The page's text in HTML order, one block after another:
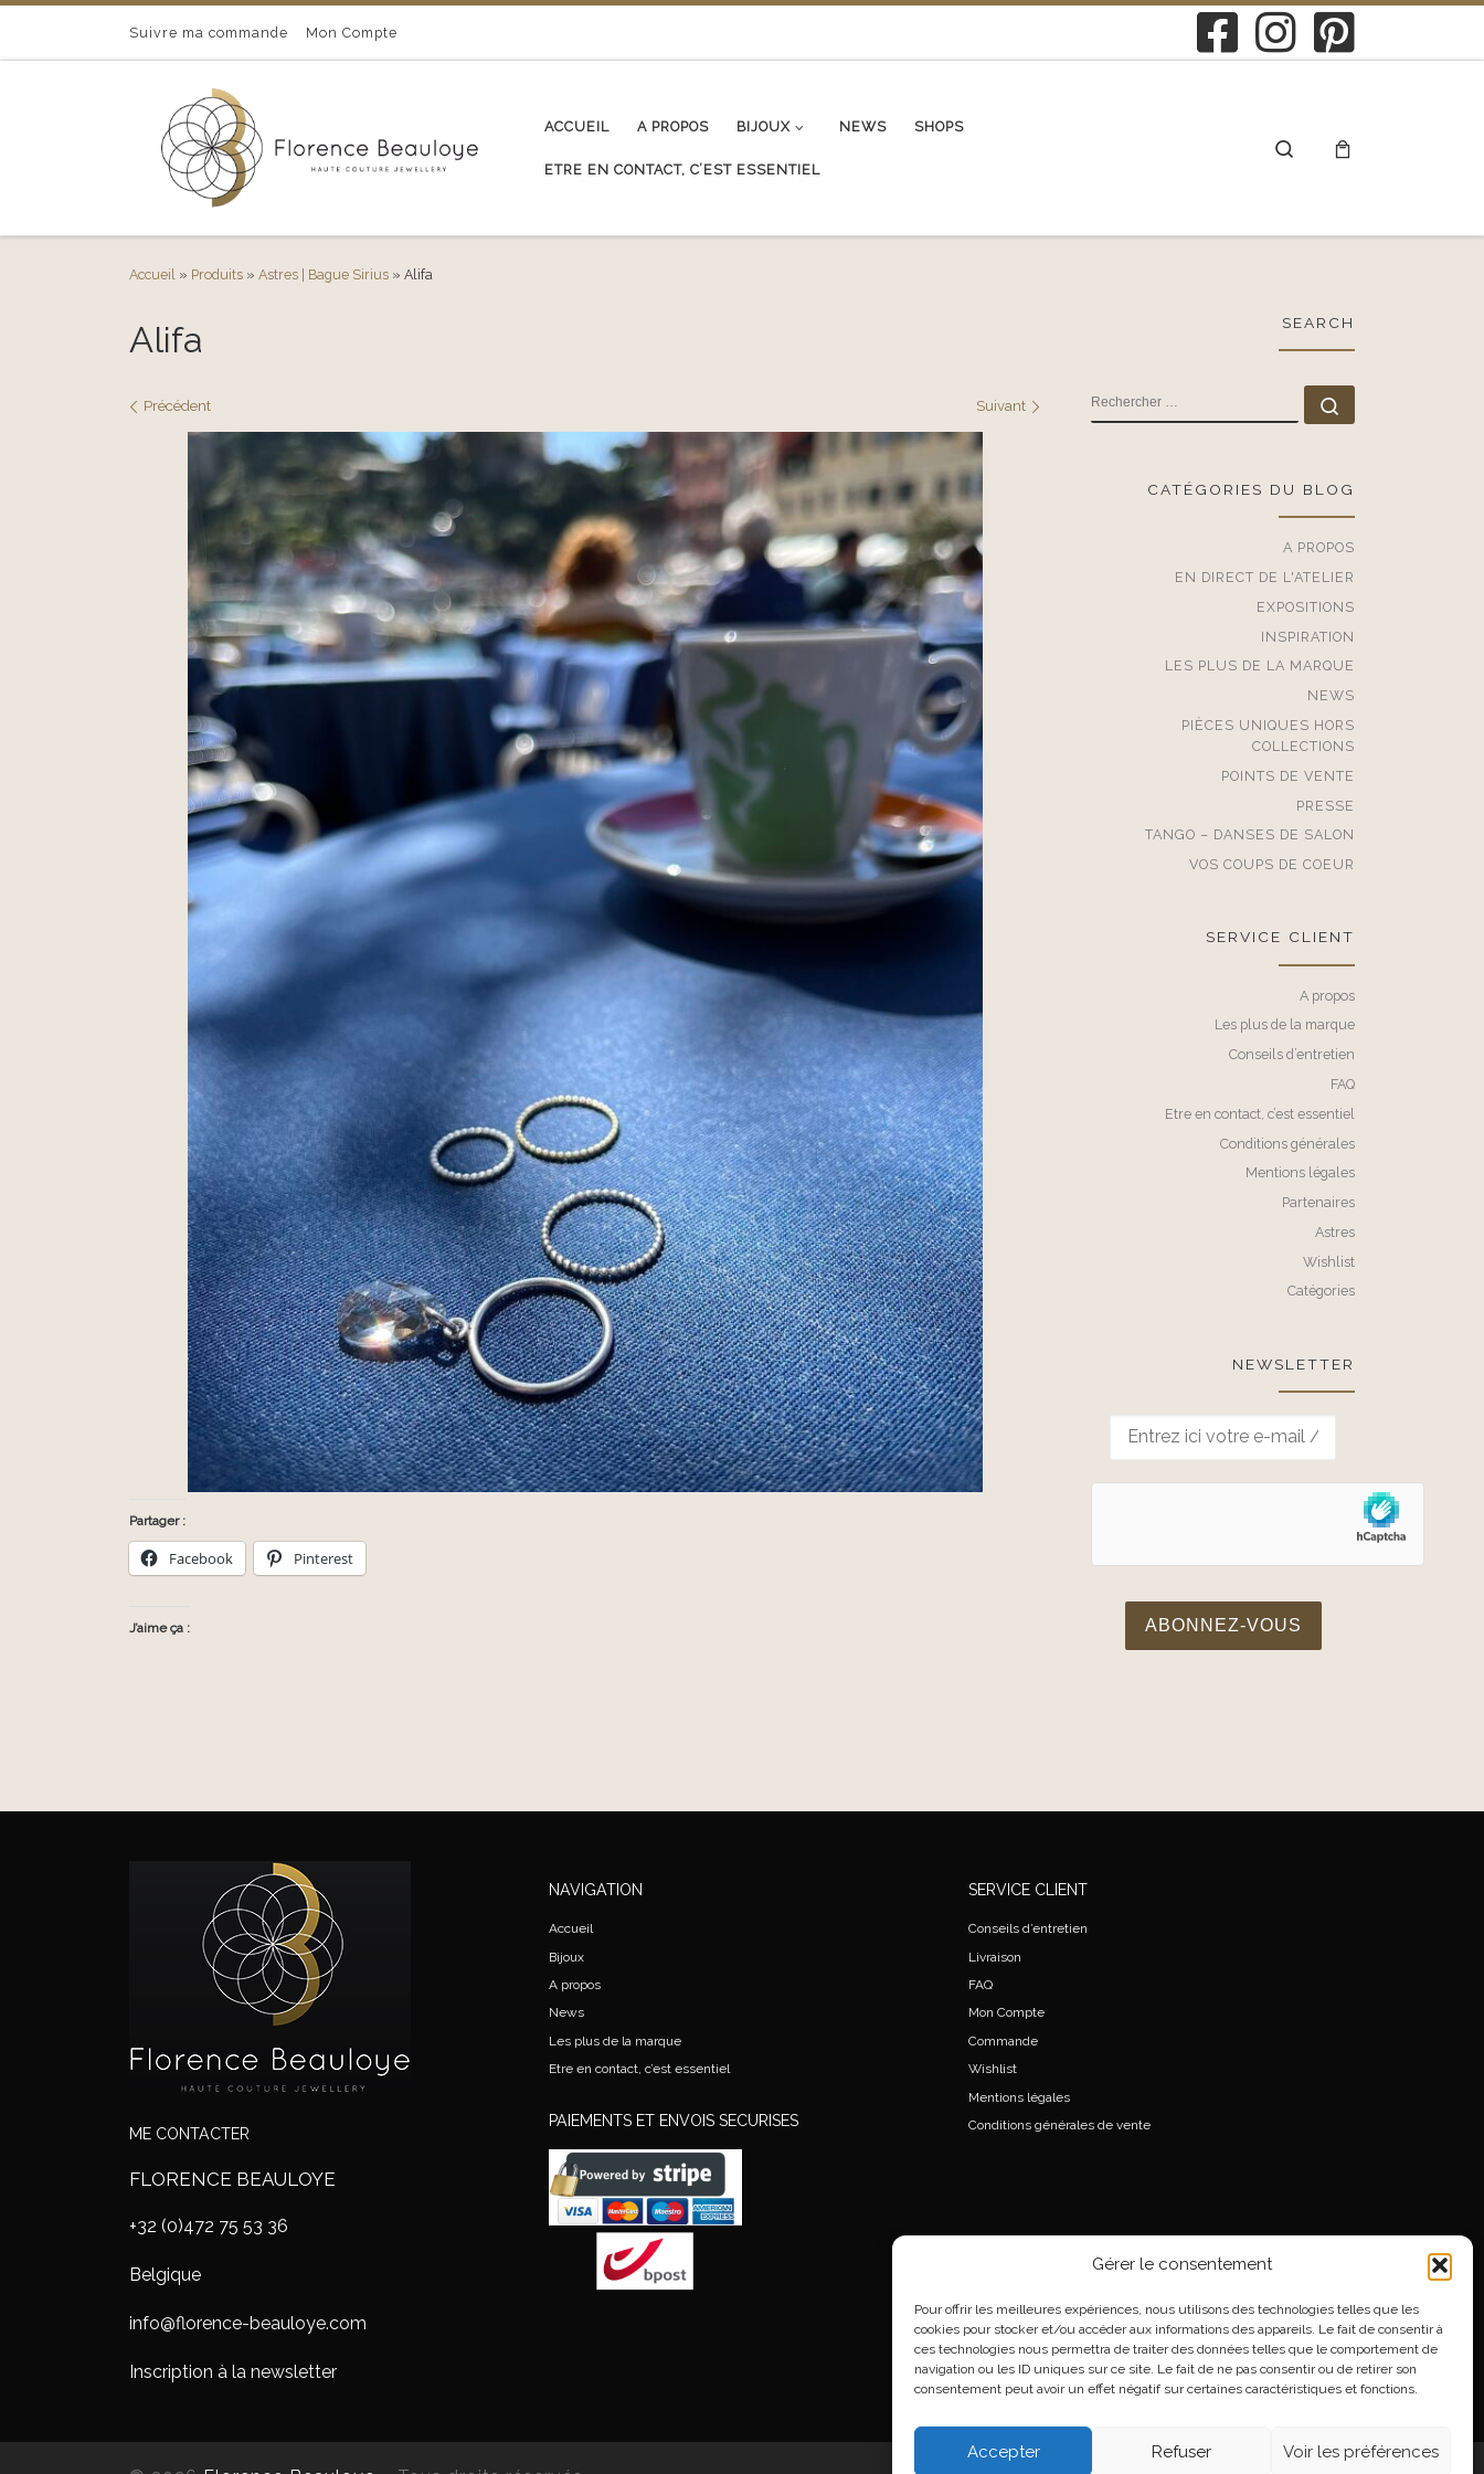
Gérer le consentement
Pour offrir les meilleures expériences, nous utilisons des technologies telles que les
cookies pour stocker et/ou accéder aux informations des appareils. Le fait de consentir à
ces technologies nous permettra de traiter des données telles que le comportement de
navigation ou les ID uniques sur ce site. Le fait de ne pas consentir ou de retirer son
consentement peut avoir un effet négatif sur certaines caractéristiques et fonctions.
Accepter Refuser Voir les préférences
Passer au contenuSuivre ma commande Mon Compte
ACCUEIL A PROPOS BIJOUX NEWS SHOPS
ETRE EN CONTACT, C’EST ESSENTIEL
Search
Accueil » Produits » Astres | Bague Sirius » Alifa
Alifa
Navigation des images
Précédent Suivant
Partager :
Facebook Pinterest
J’aime ça :
SEARCH
RECHERCHER
CATÉGORIES DU BLOG
A PROPOS
EN DIRECT DE L'ATELIER
EXPOSITIONS
INSPIRATION
LES PLUS DE LA MARQUE
NEWS
PIÈCES UNIQUES HORS
COLLECTIONS
POINTS DE VENTE
PRESSE
TANGO – DANSES DE SALON
VOS COUPS DE COEUR
SERVICE CLIENT
A propos
Les plus de la marque
Conseils d’entretien
FAQ
Etre en contact, c’est essentiel
Conditions générales
Mentions légales
Partenaires
Astres
Wishlist
Catégories
NEWSLETTER
ME CONTACTER
FLORENCE BEAULOYE
+32 (0)472 75 53 36
Belgique
info@florence-beauloye.com
Inscription à la newsletter
NAVIGATION
Accueil
Bijoux
A propos
News
Les plus de la marque
Etre en contact, c’est essentiel
PAIEMENTS ET ENVOIS SECURISES
SERVICE CLIENT
Conseils d’entretien
Livraison
FAQ
Mon Compte
Commande
Wishlist
Mentions légales
Conditions générales de vente